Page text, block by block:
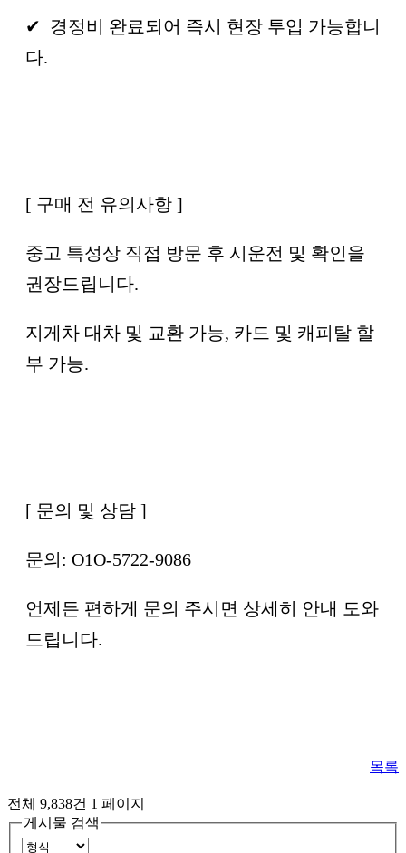
✔ 경정비 완료되어 즉시 현장 투입 가능합니
다.
[ 구매 전 유의사항 ]
중고 특성상 직접 방문 후 시운전 및 확인을
권장드립니다.
지게차 대차 및 교환 가능, 카드 및 캐피탈 할
부 가능.
[ 문의 및 상담 ]
문의: O1O-5722-9086
언제든 편하게 문의 주시면 상세히 안내 도와
드립니다.
목록
전체 9,838건 1 페이지
게시물 검색